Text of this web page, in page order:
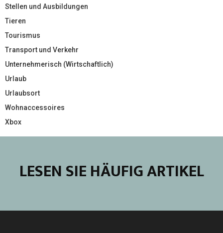
Stellen und Ausbildungen
Tieren
Tourismus
Transport und Verkehr
Unternehmerisch (Wirtschaftlich)
Urlaub
Urlaubsort
Wohnaccessoires
Xbox
LESEN SIE HÄUFIG ARTIKEL